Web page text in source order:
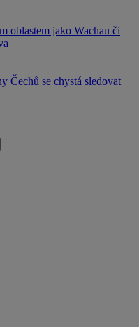
oblastem jako Wachau či
Čechů se chystá sledovat